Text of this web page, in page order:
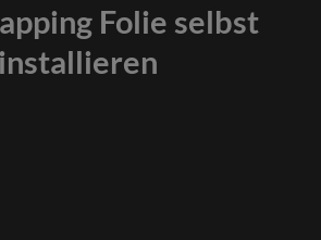
Folie selbst
installieren